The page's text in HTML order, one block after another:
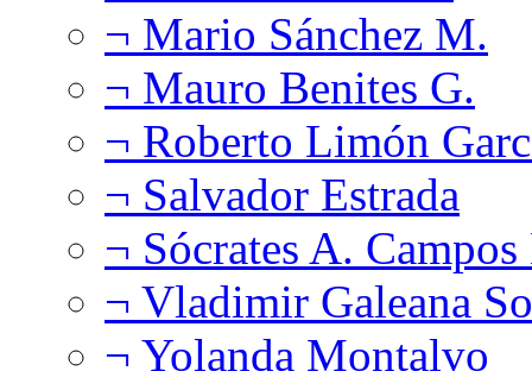
¬ Mario Sánchez M.
¬ Mauro Benites G.
¬ Roberto Limón
¬ Salvador Estrada
¬ Sócrates A.
¬ Vladimir Galeana
¬ Yolanda Montalvo